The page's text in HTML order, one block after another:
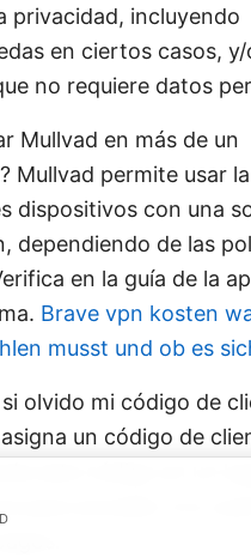
privacidad, incluyendo
en ciertos casos,
no requiere datos
Mullvad en más de un
Mullvad permite usar
dispositivos con una
dependiendo de las
en la guía de la
Brave vpn kosten
musst und ob es
si olvido mi código de
un código de
este código en un
para acceder a tu